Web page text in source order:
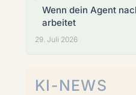
Wenn dein Agent
arbeitet
29. Juli 2026
KI-NEWS